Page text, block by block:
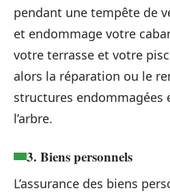
pendant une tempête de
et endommage votre
votre terrasse et votre
alors la réparation ou le
structures endommagées
l’arbre.
3. Biens personnels
L’assurance des biens